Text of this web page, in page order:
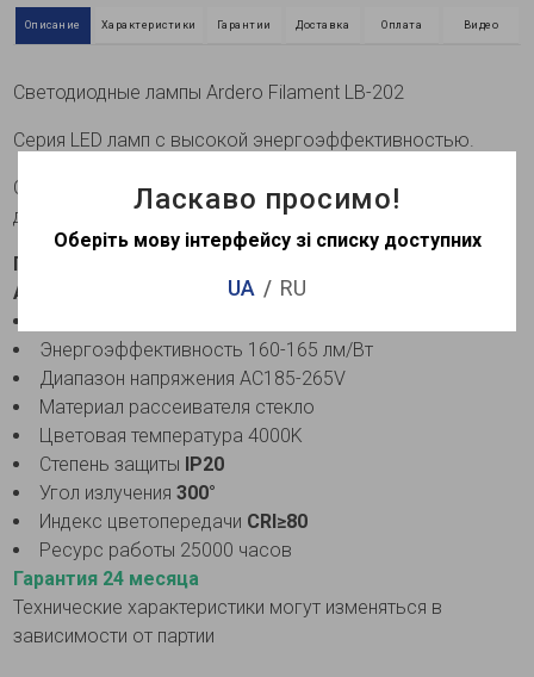
Описание Характеристики Гарантии Доставка Оплата Видео
Светодиодные лампы Ardero Filament LB-202
Серия LED ламп с высокой энергоэффективностью.
Световой поток лампы остается стабильным в
диапазоне напряжения 185-265 В
Преимущества и особенности светодиодной лампы
Ardero LB-202 7,6Вт E14 4000K:
Энергоэффективность 160-165 лм/Вт
Диапазон напряжения AC185-265V
Материал рассеивателя стекло
Цветовая температура 4000K
Степень защиты IP20
Угол излучения300°
Индекс цветопередачи CRI≥80
Ресурс работы 25000 часов
Гарантия 24 месяца
Технические характеристики могут изменяться в
зависимости от партии
Ласкаво просимо!
Оберіть мову інтерфейсу зі списку доступних
UA RU